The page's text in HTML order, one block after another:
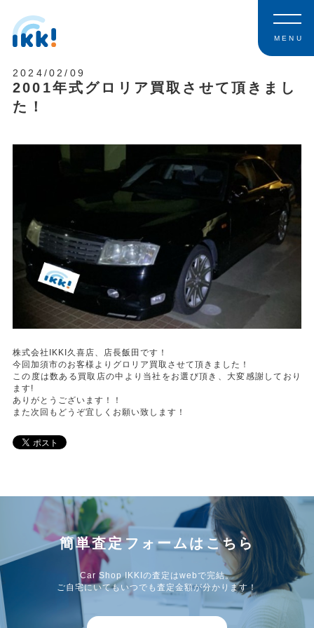
MENU
2024/02/09
2001年式グロリア買取させて頂きまし
た！
株式会社IKKI久喜店、店長飯田です！
今回加須市のお客様よりグロリア買取させて頂きました！
この度は数ある買取店の中より当社をお選び頂き、大変感謝しており
ます!
ありがとうございます！！
また次回もどうぞ宜しくお願い致します！
簡単査定フォームはこちら
Car Shop IKKIの査定はwebで完結。
ご自宅にいてもいつでも査定金額が分かります！